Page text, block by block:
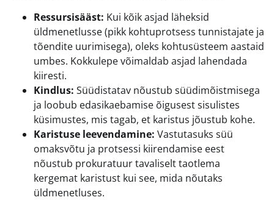
Ressursisääst: Kui kõik asjad läheksid
üldmenetlusse (pikk kohtuprotsess tunnistajate ja
tõendite uurimisega), oleks kohtusüsteem aastaid
umbes. Kokkulepe võimaldab asjad lahendada
kiiresti.
Kindlus: Süüdistatav nõustub süüdimõistmisega
ja loobub edasikaebamise õigusest sisulistes
küsimustes, mis tagab, et karistus jõustub kohe.
Karistuse leevendamine: Vastutasuks süü
omaksvõtu ja protsessi kiirendamise eest
nõustub prokuratuur tavaliselt taotlema
kergemat karistust kui see, mida nõutaks
üldmenetluses.